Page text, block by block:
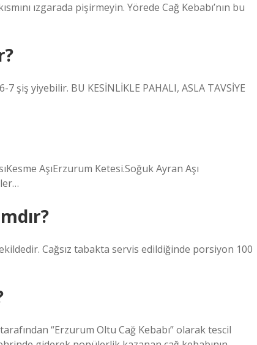
ızgarada pişirmeyin. Yörede Cağ Kebabı’nın bu
şiş yiyebilir. BU KESİNLİKLE PAHALI, ASLA TAVSİYE
AşıErzurum Ketesi.Soğuk Ayran Aşı
Cağsız tabakta servis edildiğinde porsiyon 100
“Erzurum Oltu Cağ Kebabı” olarak tescil